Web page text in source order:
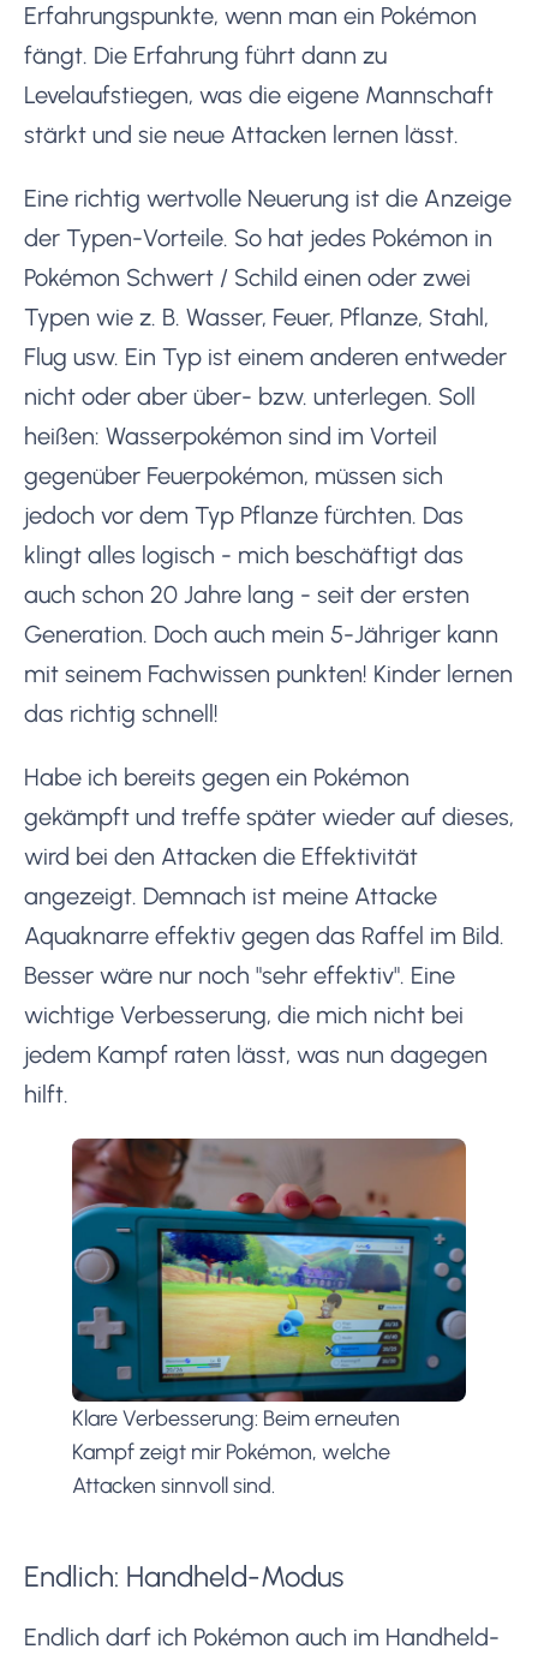
Erfahrungspunkte, wenn man ein Pokémon
fängt. Die Erfahrung führt dann zu
Levelaufstiegen, was die eigene Mannschaft
stärkt und sie neue Attacken lernen lässt.
Eine richtig wertvolle Neuerung ist die Anzeige
der Typen-Vorteile. So hat jedes Pokémon in
Pokémon Schwert / Schild einen oder zwei
Typen wie z. B. Wasser, Feuer, Pflanze, Stahl,
Flug usw. Ein Typ ist einem anderen entweder
nicht oder aber über- bzw. unterlegen. Soll
heißen: Wasserpokémon sind im Vorteil
gegenüber Feuerpokémon, müssen sich
jedoch vor dem Typ Pflanze fürchten. Das
klingt alles logisch - mich beschäftigt das
auch schon 20 Jahre lang - seit der ersten
Generation. Doch auch mein 5-Jähriger kann
mit seinem Fachwissen punkten! Kinder lernen
das richtig schnell!
Habe ich bereits gegen ein Pokémon
gekämpft und treffe später wieder auf dieses,
wird bei den Attacken die Effektivität
angezeigt. Demnach ist meine Attacke
Aquaknarre effektiv gegen das Raffel im Bild.
Besser wäre nur noch "sehr effektiv". Eine
wichtige Verbesserung, die mich nicht bei
jedem Kampf raten lässt, was nun dagegen
hilft.
Klare Verbesserung: Beim erneuten
Kampf zeigt mir Pokémon, welche
Attacken sinnvoll sind.
Endlich: Handheld-Modus
Endlich darf ich Pokémon auch im Handheld-